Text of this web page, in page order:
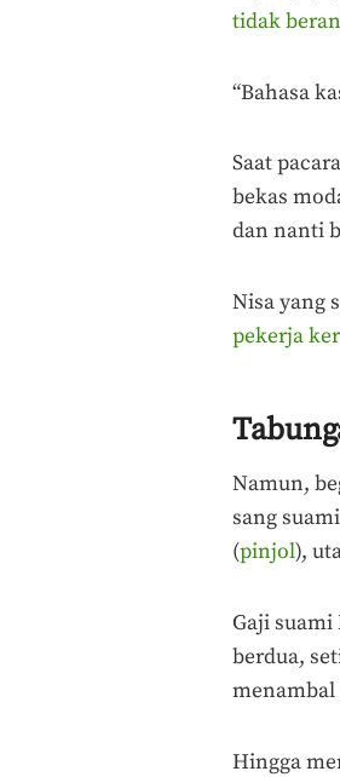
tidak
“Bahasa
Saat
bekas
dan nanti
Nisa yang
pekerja
Namun,
sang
(pinjol),
Gaji
berdua,
Hingga